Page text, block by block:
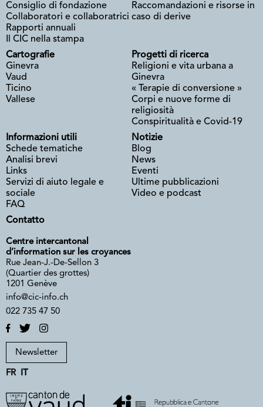
Consiglio di fondazione
Collaboratori e collaboratrici
Rapporti annuali
Il CIC nella stampa
Raccomandazioni e risorse in
caso di derive
Cartografie
Ginevra
Vaud
Ticino
Vallese
Progetti di ricerca
Religioni e vita urbana a
Ginevra
« Terapie di conversione »
Corpi e nuove forme di
religiosità
Conspiritualità e Covid-19
Informazioni utili
Schede tematiche
Analisi brevi
Links
Servizi di aiuto legale e
sociale
FAQ
Notizie
Blog
News
Eventi
Ultime pubblicazioni
Video e podcast
Contatto
Centre intercantonal
d’information sur les croyances
Rue Jean-J.-De-Sellon 3
(Quartier des grottes)
1201 Genève
info@cic-info.ch
022 735 47 50
Newsletter
FR IT